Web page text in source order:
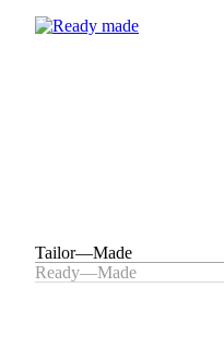
Tailor—Made
Ready—Made